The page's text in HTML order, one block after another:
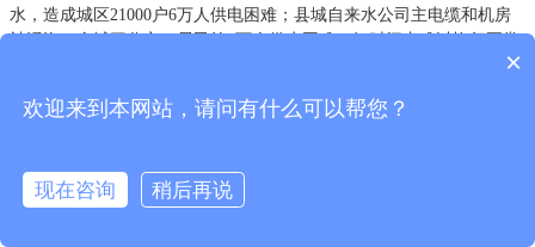
水，造成城区21000户6万人供电困难；县城自来水公司主电缆和机房
生产；汉惠渠北干渠西寨段决口15米，水流经农田进入城区，加之城
千余辆汽车被淹。
近年来，各种恶劣天气和灾殃层出不穷，严重危害到人们的日常生活
和生命。那么，面对这些恶劣天气时，我们应该做好哪些预防措施和
×
欢迎来到本网站，请问有什么可以帮您？
现在咨询 稍后再说